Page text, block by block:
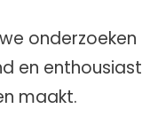
onderzoeken
en enthousiast
maakt.